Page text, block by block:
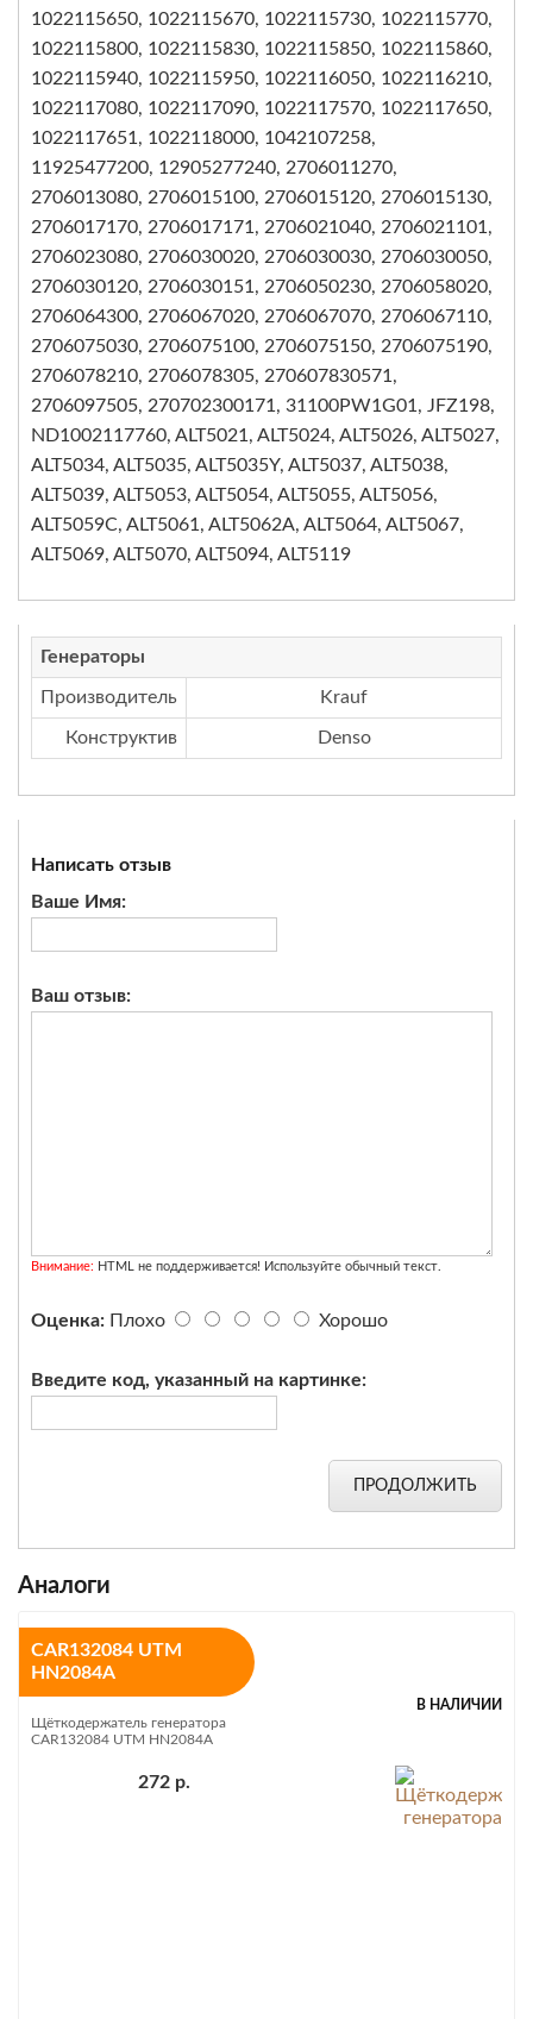
1022115650, 1022115670, 1022115730, 1022115770,
1022115800, 1022115830, 1022115850, 1022115860,
1022115940, 1022115950, 1022116050, 1022116210,
1022117080, 1022117090, 1022117570, 1022117650,
1022117651, 1022118000, 1042107258,
11925477200, 12905277240, 2706011270,
2706013080, 2706015100, 2706015120, 2706015130,
2706017170, 2706017171, 2706021040, 2706021101,
2706023080, 2706030020, 2706030030, 2706030050,
2706030120, 2706030151, 2706050230, 2706058020,
2706064300, 2706067020, 2706067070, 2706067110,
2706075030, 2706075100, 2706075150, 2706075190,
2706078210, 2706078305, 270607830571,
2706097505, 270702300171, 31100PW1G01, JFZ198,
ND1002117760, ALT5021, ALT5024, ALT5026, ALT5027,
ALT5034, ALT5035, ALT5035Y, ALT5037, ALT5038,
ALT5039, ALT5053, ALT5054, ALT5055, ALT5056,
ALT5059C, ALT5061, ALT5062A, ALT5064, ALT5067,
ALT5069, ALT5070, ALT5094, ALT5119
Генераторы
Производитель Krauf
Конструктив Denso
Написать отзыв
Ваше Имя:
Ваш отзыв:
Внимание: HTML не поддерживается! Используйте обычный текст.
Оценка: Плохо Хорошо
Введите код, указанный на картинке:
ПРОДОЛЖИТЬ
Аналоги
CAR132084 UTM
HN2084A
В НАЛИЧИИ
Щёткодержатель генератора
CAR132084 UTM HN2084A
272 р.